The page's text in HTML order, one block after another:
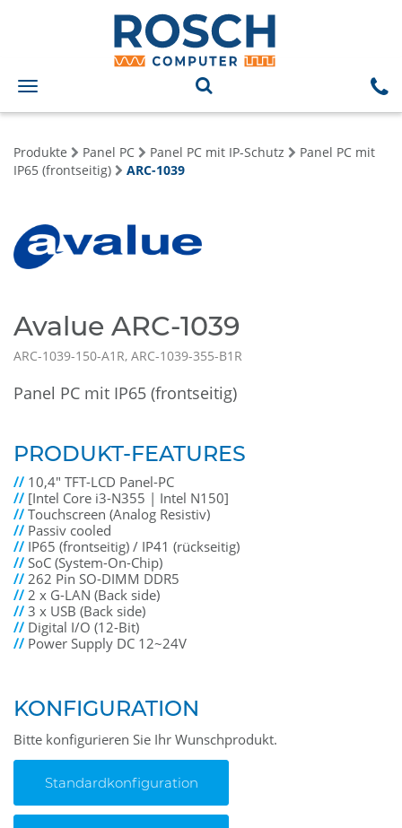
Toggle
navigation
Produkte Panel PC Panel PC mit IP-Schutz
Panel PC mit
IP65 (frontseitig)
ARC-1039
Avalue ARC-1039
ARC-1039-150-A1R, ARC-1039-355-B1R
Panel PC mit IP65 (frontseitig)
PRODUKT-FEATURES
// 10,4" TFT-LCD Panel-PC
// [Intel Core i3-N355 | Intel N150]
//Touchscreen (Analog Resistiv)
// Passiv cooled
// IP65 (frontseitig) / IP41 (rückseitig)
//SoC (System-On-Chip)
//262 Pin SO-DIMM DDR5
//2 x G-LAN (Back side)
//3 x USB (Back side)
// Digital I/O (12-Bit)
// Power Supply DC 12~24V
KONFIGURATION
Bitte konfigurieren Sie Ihr Wunschprodukt.
Standardkonfiguration